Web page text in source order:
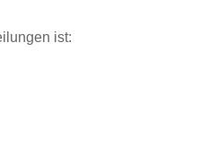
ist: